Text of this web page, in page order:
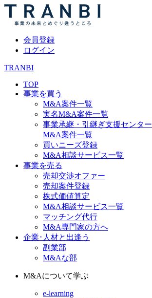
会員登録
ログイン
TRANBI
TOP
事業を買う
M&A案件一覧
実名M&A案件一覧
事業承継・引継ぎ支援センター
M&A案件一覧
買いニーズ登録
M&A相談サービス一覧
事業を売る
売却交渉オファー
売却案件登録
株式価値算定
M&A相談サービス一覧
マッチング代行
M&A専門家の方へ
企業･人材と出逢う
副業部
M&Aな部
M&Aについて学ぶ
e-learning